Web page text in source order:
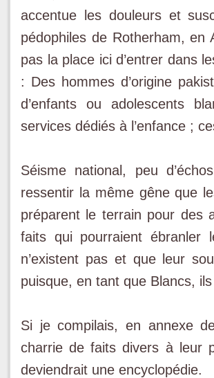
accentue les douleurs et
pédophiles de Rotherham, en
pas la place ici d’entrer dans
: Des hommes d’origine
d’enfants ou adolescents
services dédiés à l’enfance ;
Séisme national, peu
ressentir la même gêne que
préparent le terrain pour des
faits qui pourraient ébranler
n’existent pas et que leur
puisque, en tant que Blancs,
Si je compilais, en annexe
charrie de faits divers à leur
deviendrait une encyclopédie.